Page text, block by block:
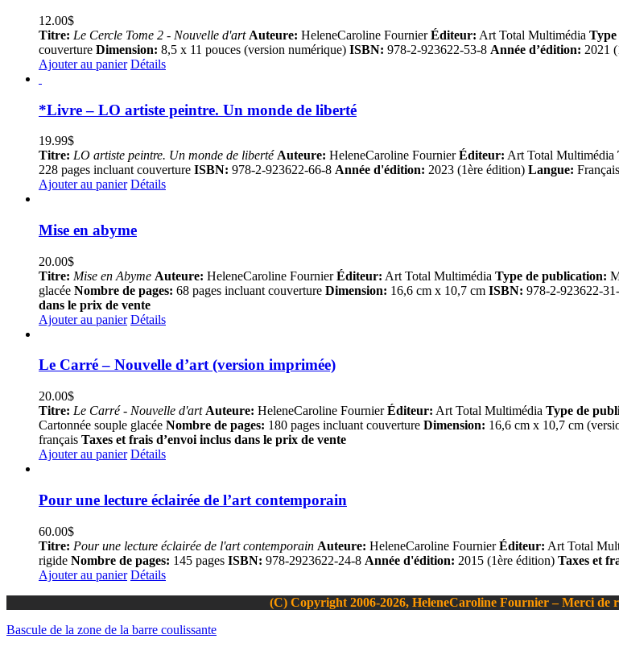
12.00$
Titre: Le Cercle Tome 2 - Nouvelle d'art Auteure: HeleneCaroline FournierÉditeur: Art Total Multimédia
couverture Dimension: 8,5 x 11 pouces (version numérique) ISBN: 978-2-923622-53-8 Année d’édition: 2021
Ajouter au panier Détails
*Livre – LO artiste peintre. Un monde de liberté
19.99$
Titre: LO artiste peintre. Un monde de liberté Auteure: HeleneCaroline FournierÉditeur: Art Total Multimédia
228 pages incluant couverture ISBN: 978-2-923622-66-8 Année d'édition: 2023 (1ère édition) Langue: Français
Ajouter au panier Détails
Mise en abyme
20.00$
Titre: Mise en Abyme Auteure: HeleneCaroline FournierÉditeur: Art Total Multimédia Type de publication:
glacée Nombre de pages: 68 pages incluant couverture Dimension: 16,6 cm x 10,7 cm ISBN: 978-2-923622-
dans le prix de vente
Ajouter au panier Détails
Le Carré – Nouvelle d’art (version imprimée)
20.00$
Titre: Le Carré - Nouvelle d'art Auteure: HeleneCaroline FournierÉditeur: Art Total Multimédia Type de
Cartonnée souple glacée Nombre de pages: 180 pages incluant couverture Dimension: 16,6 cm x 10,7 cm
français Taxes et frais d’envoi inclus dans le prix de vente
Ajouter au panier Détails
Pour une lecture éclairée de l’art contemporain
60.00$
Titre: Pour une lecture éclairée de l'art contemporain Auteure: HeleneCaroline FournierÉditeur: Art Total
rigide Nombre de pages: 145 pages ISBN: 978-2923622-24-8 Année d'édition: 2015 (1ère édition) Taxes et
Ajouter au panier Détails
(C) Copyright 2006-2026, HeleneCaroline Fournier – Merci de
Bascule de la zone de la barre coulissante